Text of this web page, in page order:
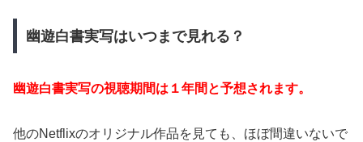
幽遊白書実写はいつまで見れる？
幽遊白書実写の視聴期間は１年間と予想されます。
他のNetflixのオリジナル作品を見ても、ほぼ間違いないで